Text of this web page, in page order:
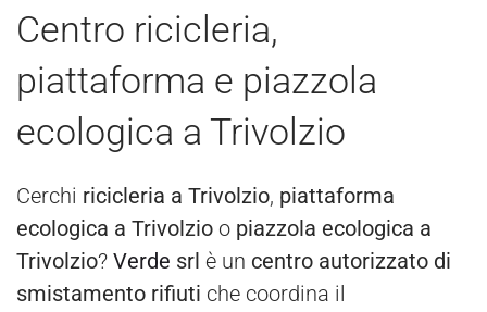
Centro ricicleria,
piattaforma e piazzola
ecologica a Trivolzio
Cerchi ricicleria a Trivolzio, piattaforma
ecologica a Trivolzio o piazzola ecologica a
Trivolzio? Verde srl è un centro autorizzato di
smistamento rifiuti che coordina il